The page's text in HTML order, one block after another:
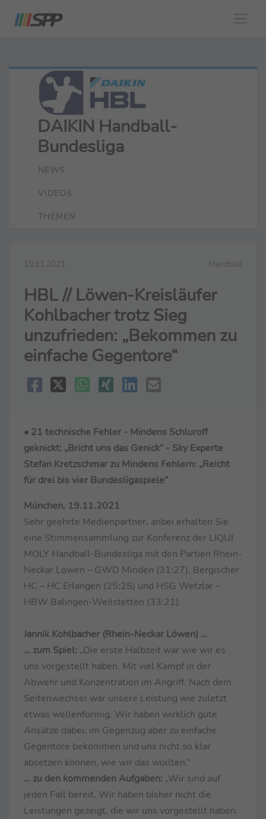
DAIKIN Handball-
Bundesliga
NEWS
VIDEOS
THEMEN
19.11.2021 Handball
HBL // Löwen-Kreisläufer
Kohlbacher trotz Sieg
unzufrieden: „Bekommen zu
einfache Gegentore“
• 21 technische Fehler - Mindens Schluroff
geknickt: „Bricht uns das Genick“ - Sky Experte
Stefan Kretzschmar zu Mindens Fehlern: „Reicht
für drei bis vier Bundesligaspiele“
München, 19.11.2021
Sehr geehrte Medienpartner, anbei erhalten Sie
eine Stimmensammlung zur Konferenz der LIQUI
MOLY Handball-Bundesliga mit den Partien Rhein-
Neckar Löwen – GWD Minden (31:27), Bergischer
HC – HC Erlangen (25:25) und HSG Wetzlar –
HBW Balingen-Weilstetten (33:21).
Jannik Kohlbacher (Rhein-Neckar Löwen) …
… zum Spiel: „Die erste Halbzeit war wie wir es
uns vorgestellt haben. Mit viel Kampf in der
Abwehr und Konzentration im Angriff. Nach dem
Seitenwechsel war unsere Leistung wie zuletzt
etwas wellenförmig. Wir haben wirklich gute
Ansätze dabei, im Gegenzug aber zu einfache
Gegentore bekommen und uns nicht so klar
absetzen können, wie wir das wollten.“
… zu den kommenden Aufgaben: „Wir sind auf
jeden Fall bereit. Wir haben bisher nicht die
Leistungen gezeigt, die wir uns vorgestellt haben.